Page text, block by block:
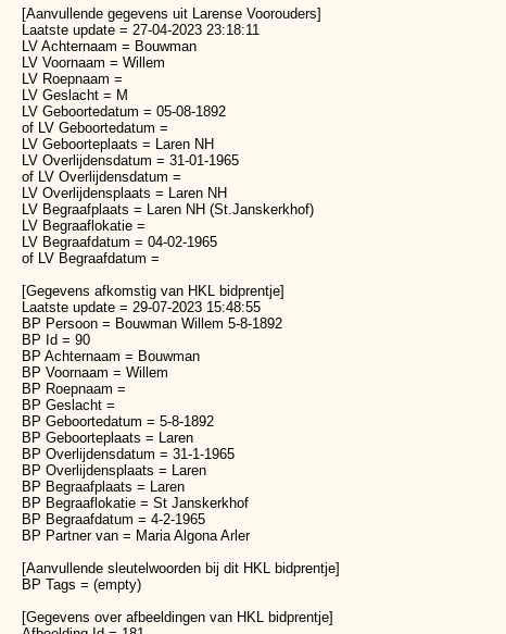
[Aanvullende gegevens uit Larense Voorouders]
Laatste update = 27-04-2023 23:18:11
LV Achternaam = Bouwman
LV Voornaam = Willem
LV Roepnaam =
LV Geslacht = M
LV Geboortedatum = 05-08-1892
of LV Geboortedatum =
LV Geboorteplaats = Laren NH
LV Overlijdensdatum = 31-01-1965
of LV Overlijdensdatum =
LV Overlijdensplaats = Laren NH
LV Begraafplaats = Laren NH (St.Janskerkhof)
LV Begraaflokatie =
LV Begraafdatum = 04-02-1965
of LV Begraafdatum =
[Gegevens afkomstig van HKL bidprentje]
Laatste update = 29-07-2023 15:48:55
BP Persoon = Bouwman Willem 5-8-1892
BP Id = 90
BP Achternaam = Bouwman
BP Voornaam = Willem
BP Roepnaam =
BP Geslacht =
BP Geboortedatum = 5-8-1892
BP Geboorteplaats = Laren
BP Overlijdensdatum = 31-1-1965
BP Overlijdensplaats = Laren
BP Begraafplaats = Laren
BP Begraaflokatie = St Janskerkhof
BP Begraafdatum = 4-2-1965
BP Partner van = Maria Algona Arler
[Aanvullende sleutelwoorden bij dit HKL bidprentje]
BP Tags = (empty)
[Gegevens over afbeeldingen van HKL bidprentje]